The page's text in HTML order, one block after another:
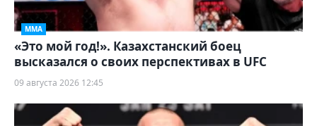
ММА
«Это мой год!». Казахстанский боец
высказался о своих перспективах в UFC
09 августа 2026 12:45